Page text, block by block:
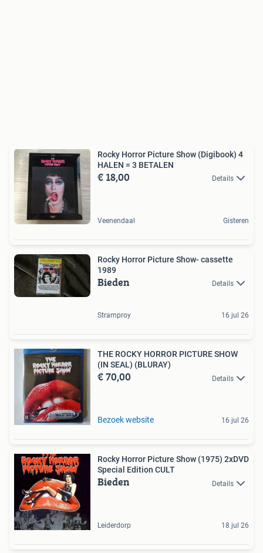
Rocky Horror Picture Show (Digibook) 4
HALEN = 3 BETALEN
€ 18,00 Details
Veenendaal Gisteren
Rocky Horror Picture Show- cassette
1989
Bieden Details
Stramproy 16 jul 26
THE ROCKY HORROR PICTURE SHOW
(IN SEAL) (BLURAY)
€ 70,00 Details
Bezoek website 16 jul 26
Rocky Horror Picture Show (1975) 2xDVD
Special Edition CULT
Bieden Details
Leiderdorp 18 jul 26